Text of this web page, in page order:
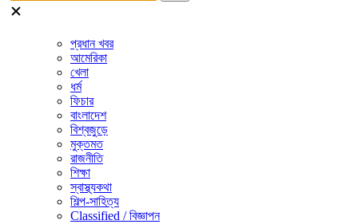
প্রধান খবর
আমেরিকা
খেলা
ধর্ম
ফিচার
বাংলাদেশ
বিশ্বজুড়ে
মুক্তমত
রাজনীতি
শিক্ষা
স্বাস্থ্যকথা
শিল্প-সাহিত্য
Classified / বিজ্ঞাপন